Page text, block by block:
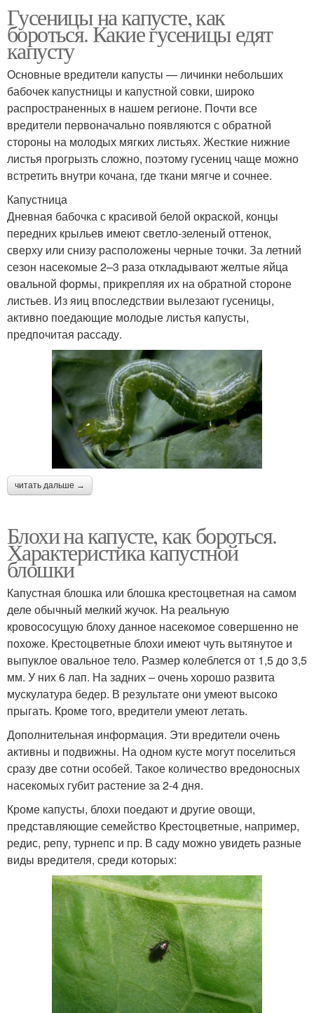
Гусеницы на капусте, как
бороться. Какие гусеницы едят
капусту
Основные вредители капусты — личинки небольших
бабочек капустницы и капустной совки, широко
распространенных в нашем регионе. Почти все
вредители первоначально появляются с обратной
стороны на молодых мягких листьях. Жесткие нижние
листья прогрызть сложно, поэтому гусениц чаще можно
встретить внутри кочана, где ткани мягче и сочнее.
Капустница
Дневная бабочка с красивой белой окраской, концы
передних крыльев имеют светло-зеленый оттенок,
сверху или снизу расположены черные точки. За летний
сезон насекомые 2–3 раза откладывают желтые яйца
овальной формы, прикрепляя их на обратной стороне
листьев. Из яиц впоследствии вылезают гусеницы,
активно поедающие молодые листья капусты,
предпочитая рассаду.
читать дальше →
Блохи на капусте, как бороться.
Характеристика капустной
блошки
Капустная блошка или блошка крестоцветная на самом
деле обычный мелкий жучок. На реальную
кровососущую блоху данное насекомое совершенно не
похоже. Крестоцветные блохи имеют чуть вытянутое и
выпуклое овальное тело. Размер колеблется от 1,5 до 3,5
мм. У них 6 лап. На задних – очень хорошо развита
мускулатура бедер. В результате они умеют высоко
прыгать. Кроме того, вредители умеют летать.
Дополнительная информация. Эти вредители очень
активны и подвижны. На одном кусте могут поселиться
сразу две сотни особей. Такое количество вредоносных
насекомых губит растение за 2-4 дня.
Кроме капусты, блохи поедают и другие овощи,
представляющие семейство Крестоцветные, например,
редис, репу, турнепс и пр. В саду можно увидеть разные
виды вредителя, среди которых: